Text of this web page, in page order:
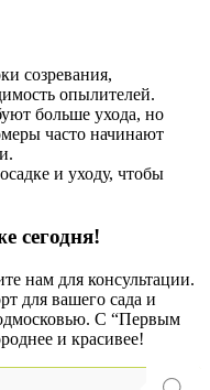
созревания,
опылителей.
больше ухода, но
часто начинают
и уходу, чтобы
сегодня!
нам для консультации.
для вашего сада и
С “Первым
и красивее!